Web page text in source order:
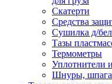
Скатерти
Средства
Сушилка д/
Тазы
Термометры
Уплотнители
Шнуры,